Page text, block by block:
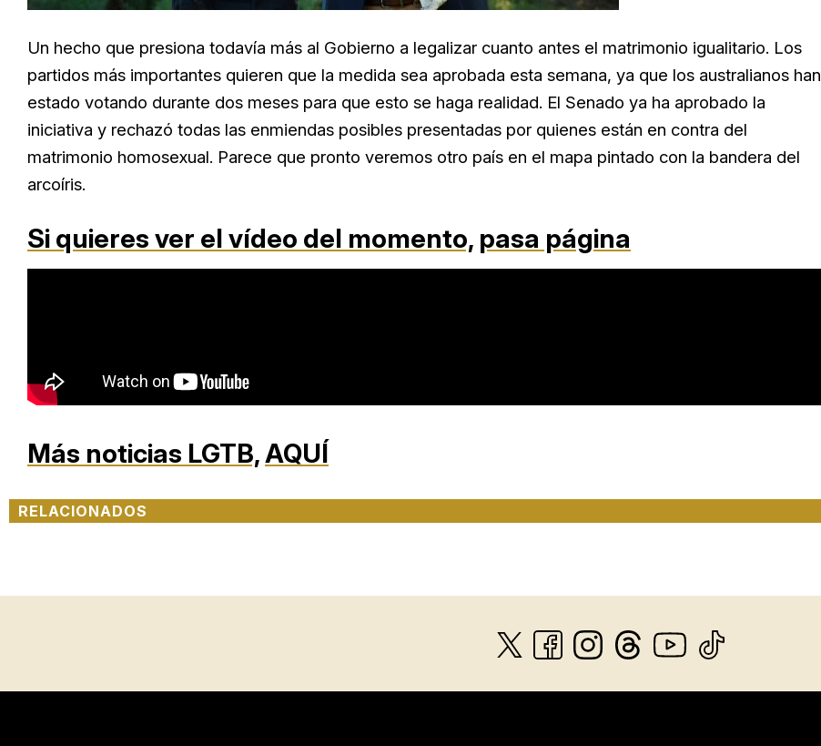
Un hecho que presiona todavía más al Gobierno a legalizar cuanto antes el matrimonio igualitario. Los
partidos más importantes quieren que la medida sea aprobada esta semana, ya que los australianos han
estado votando durante dos meses para que esto se haga realidad. El Senado ya ha aprobado la
iniciativa y rechazó todas las enmiendas posibles presentadas por quienes están en contra del
matrimonio homosexual. Parece que pronto veremos otro país en el mapa pintado con la bandera del
arcoíris.
Si quieres ver el vídeo del momento, pasa página
Más noticias LGTB,AQUÍ
RELACIONADOS